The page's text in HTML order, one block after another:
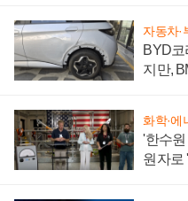
자동차·
BYD코
지만,
화학·에
'한수
원자로